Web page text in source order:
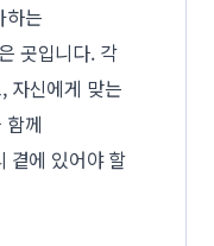
하는
곳입니다. 각
자신에게 맞는
함께
곁에 있어야 할